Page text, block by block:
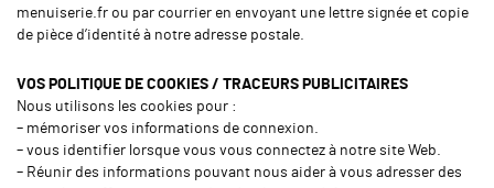
menuiserie.fr ou par courrier en envoyant une lettre signée et copie
de pièce d’identité à notre adresse postale.
VOS POLITIQUE DE COOKIES / TRACEURS PUBLICITAIRES
Nous utilisons les cookies pour :
– mémoriser vos informations de connexion.
– vous identifier lorsque vous vous connectez à notre site Web.
– Réunir des informations pouvant nous aider à vous adresser des